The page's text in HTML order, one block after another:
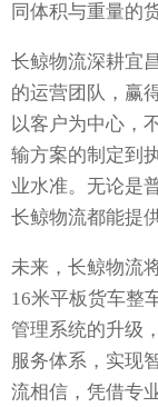
同体积与重量的
长鲸物流深耕宜
的运营团队，赢
以客户为中心，
输方案的制定到
业水准。无论是
长鲸物流都能提
未来，长鲸物流
16米平板货车整
管理系统的升级
服务体系，实现
流相信，凭借专